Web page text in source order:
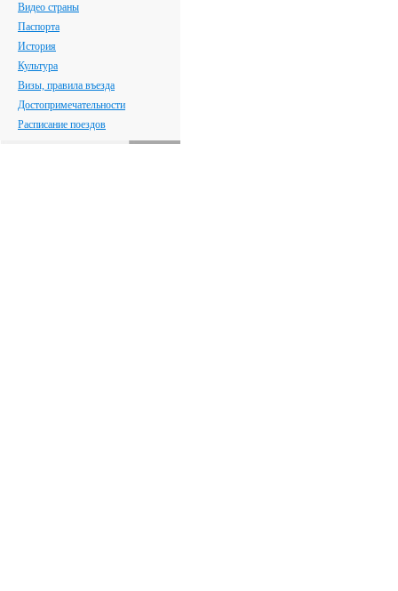
Видео страны
Паспорта
История
Культура
Визы, правила въезда
Достопримечательности
Расписание поездов